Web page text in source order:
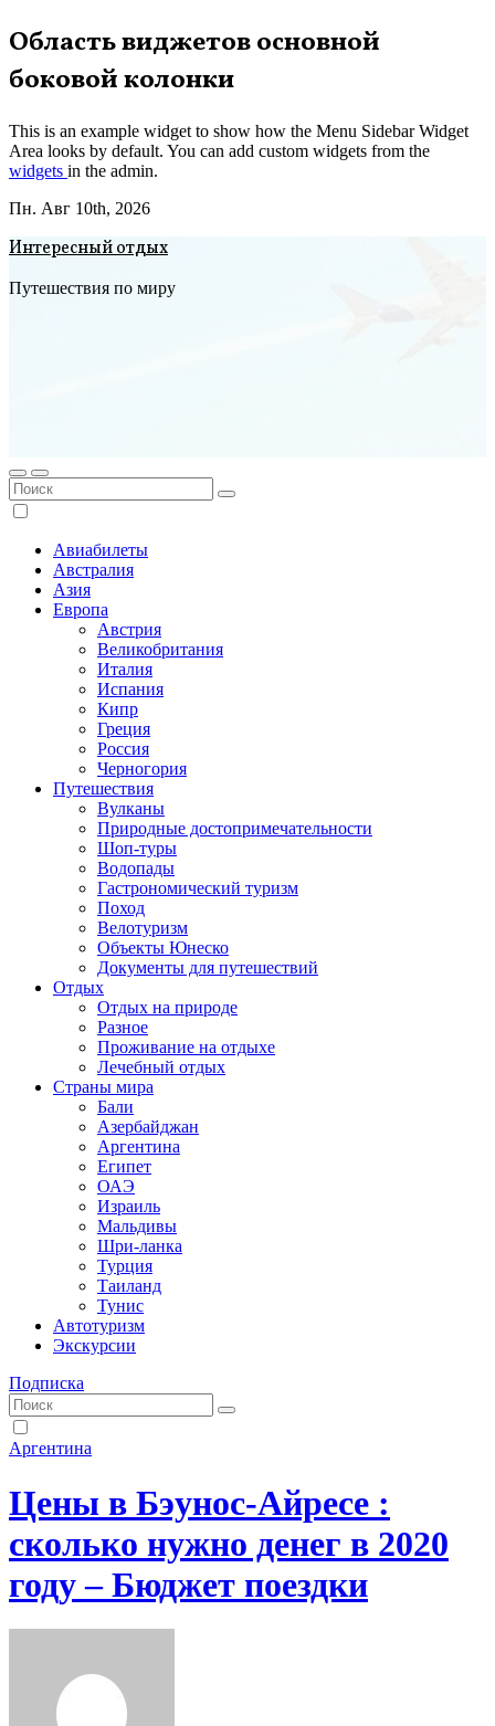
Перейти
к
содержимому
Область виджетов основной
боковой колонки
This is an example widget to show how the Menu Sidebar Widget
Area looks by default. You can add custom widgets from the
widgets in the admin.
Пн. Авг 10th, 2026
Интересный отдых
Путешествия по миру
Авиабилеты
Австралия
Азия
Европа
Австрия
Великобритания
Италия
Испания
Кипр
Греция
Россия
Черногория
Путешествия
Вулканы
Природные достопримечательности
Шоп-туры
Водопады
Гастрономический туризм
Поход
Велотуризм
Объекты Юнеско
Документы для путешествий
Отдых
Отдых на природе
Разное
Проживание на отдыхе
Лечебный отдых
Страны мира
Бали
Азербайджан
Аргентина
Египет
ОАЭ
Израиль
Мальдивы
Шри-ланка
Турция
Таиланд
Тунис
Автотуризм
Экскурсии
Подписка
Аргентина
Цены в Бэунос-Айресе :
сколько нужно денег в 2020
году – Бюджет поездки